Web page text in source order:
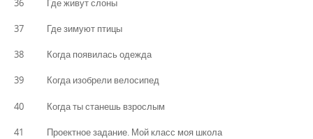
37 Где зимуют птицы
38 Когда появилась одежда
39 Когда изобрели велосипед
40 Когда ты станешь взрослым
41 Проектное задание. Мой класс моя школа